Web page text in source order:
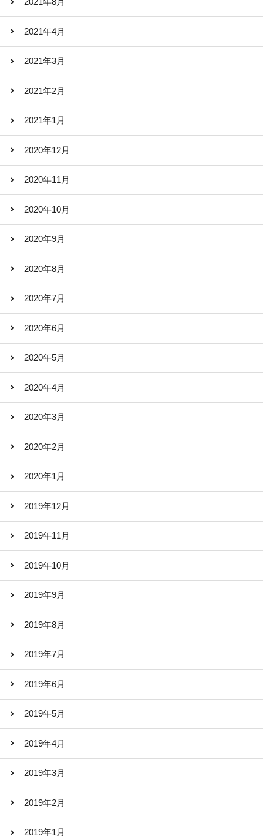
2021年4月
2021年3月
2021年2月
2021年1月
2020年12月
2020年11月
2020年10月
2020年9月
2020年8月
2020年7月
2020年6月
2020年5月
2020年4月
2020年3月
2020年2月
2020年1月
2019年12月
2019年11月
2019年10月
2019年9月
2019年8月
2019年7月
2019年6月
2019年5月
2019年4月
2019年3月
2019年2月
2019年1月